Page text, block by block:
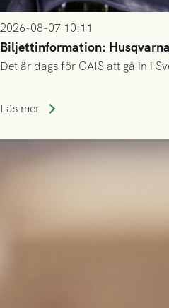
2026-08-07 10:11
Biljettinformation:
Det är dags för GAIS att gå in i
Läs mer